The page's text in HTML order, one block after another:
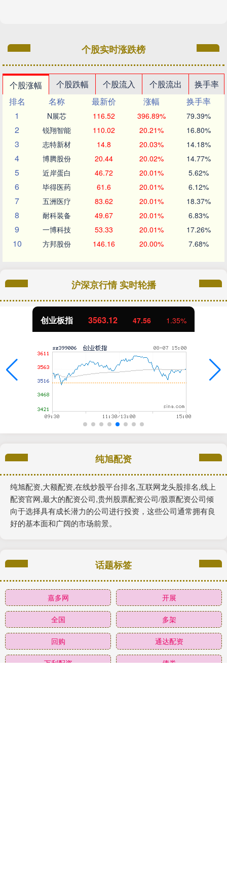
个股实时涨跌榜
个股涨幅 个股跌幅 个股流入 个股流出
换手率
排名
名称 最新价 涨幅
换手率
1
N展芯 116.52 396.89% 79.39%
2 锐翔智能 110.02 20.21% 16.80%
3 志特新材 14.8 20.03% 14.18%
4 博腾股份 20.44 20.02% 14.77%
5 近岸蛋白 46.72 20.01% 5.62%
6 毕得医药 61.6 20.01% 6.12%
7 五洲医疗 83.62 20.01% 18.37%
8 耐科装备 49.67 20.01% 6.83%
9 一博科技 53.33 20.01% 17.26%
10 方邦股份 146.16 20.00% 7.68%
沪深京行情 实时轮播
创业板指 3563.12 47.56 1.35%
纯旭配资
纯旭配资,大额配资,在线炒股平台排名,互联网龙头股排名,线上
配资官网,最大的配资公司,贵州股票配资公司/股票配资公司倾
向于选择具有成长潜力的公司进行投资，这些公司通常拥有良
好的基本面和广阔的市场前景。
话题标签
嘉多网 开展
全国 多架
回购 通达配资
万利配资 债券